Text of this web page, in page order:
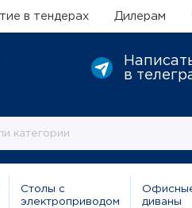
в тендерах Дилерам
в
Столы с
электроприводом
диваны